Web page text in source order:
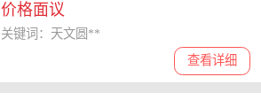
价格面议
查看详细
关键词：天文圆**